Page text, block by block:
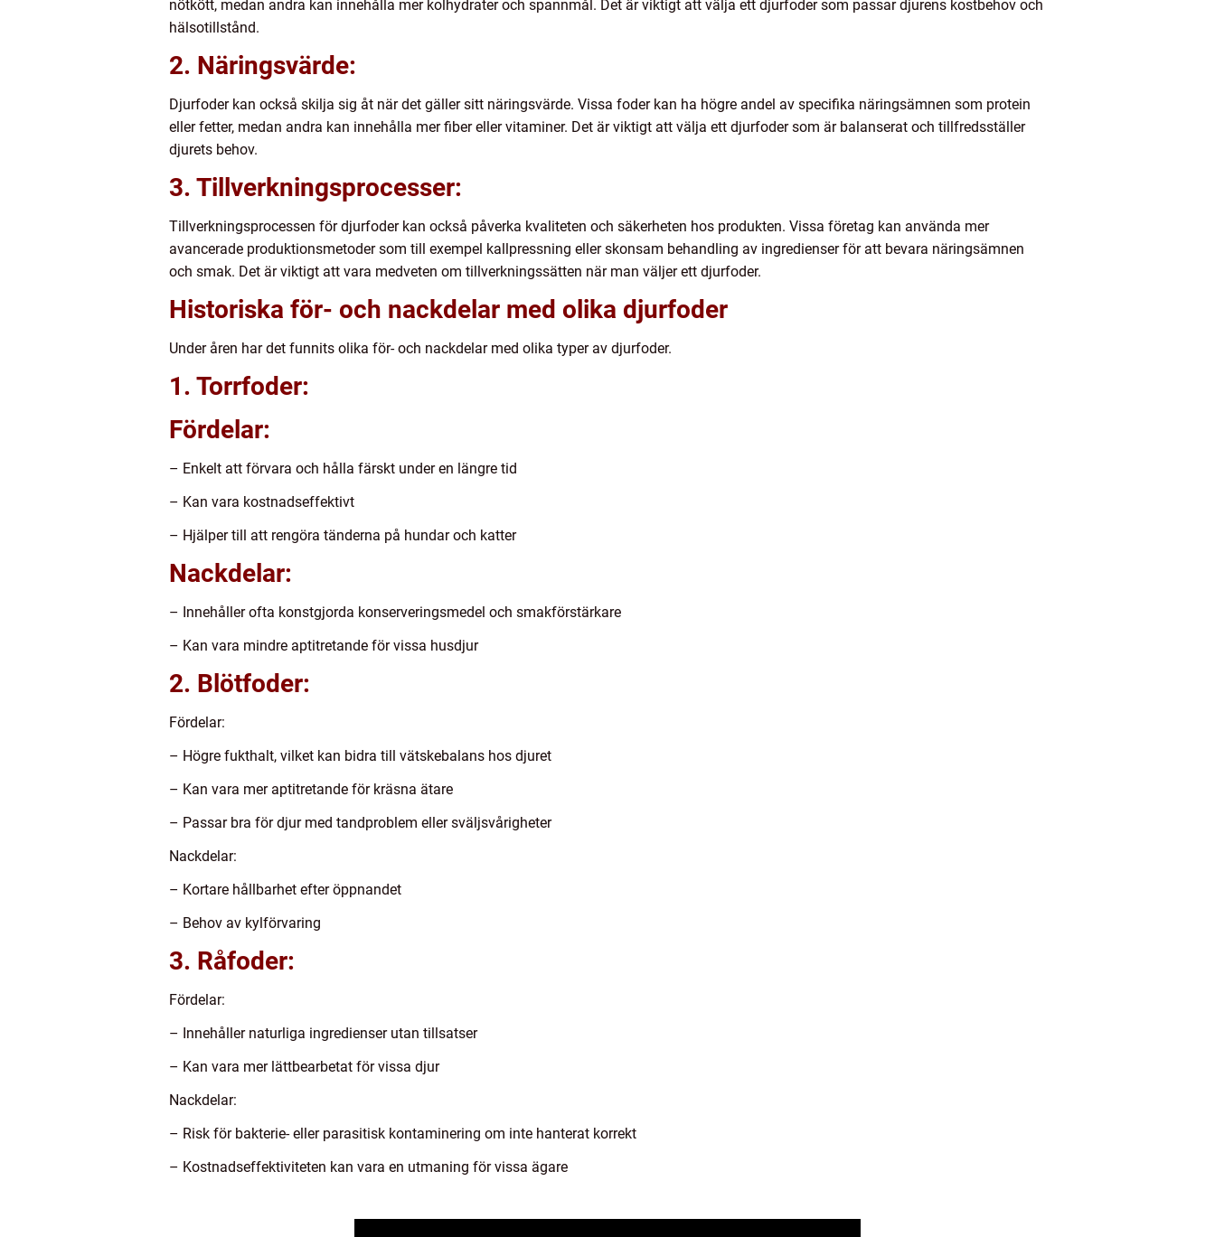
nötkött, medan andra kan innehålla mer kolhydrater och spannmål. Det är viktigt att välja ett djurfoder som passar djurens kostbehov och
hälsotillstånd.
2. Näringsvärde:
Djurfoder kan också skilja sig åt när det gäller sitt näringsvärde. Vissa foder kan ha högre andel av specifika näringsämnen som protein
eller fetter, medan andra kan innehålla mer fiber eller vitaminer. Det är viktigt att välja ett djurfoder som är balanserat och tillfredsställer
djurets behov.
3. Tillverkningsprocesser:
Tillverkningsprocessen för djurfoder kan också påverka kvaliteten och säkerheten hos produkten. Vissa företag kan använda mer
avancerade produktionsmetoder som till exempel kallpressning eller skonsam behandling av ingredienser för att bevara näringsämnen
och smak. Det är viktigt att vara medveten om tillverkningssätten när man väljer ett djurfoder.
Historiska för- och nackdelar med olika djurfoder
Under åren har det funnits olika för- och nackdelar med olika typer av djurfoder.
1. Torrfoder:
Fördelar:
– Enkelt att förvara och hålla färskt under en längre tid
– Kan vara kostnadseffektivt
– Hjälper till att rengöra tänderna på hundar och katter
Nackdelar:
– Innehåller ofta konstgjorda konserveringsmedel och smakförstärkare
– Kan vara mindre aptitretande för vissa husdjur
2. Blötfoder:
Fördelar:
– Högre fukthalt, vilket kan bidra till vätskebalans hos djuret
– Kan vara mer aptitretande för kräsna ätare
– Passar bra för djur med tandproblem eller sväljsvårigheter
Nackdelar:
– Kortare hållbarhet efter öppnandet
– Behov av kylförvaring
3. Råfoder:
Fördelar:
– Innehåller naturliga ingredienser utan tillsatser
– Kan vara mer lättbearbetat för vissa djur
Nackdelar:
– Risk för bakterie- eller parasitisk kontaminering om inte hanterat korrekt
– Kostnadseffektiviteten kan vara en utmaning för vissa ägare